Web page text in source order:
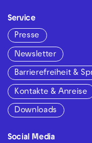
Service
Presse
Newsletter
Barrierefreiheit &
Kontakte & Anreise
Downloads
Social Media